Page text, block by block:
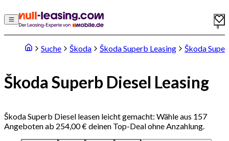
0
Suche Škoda Škoda Superb Leasing Škoda
Škoda Superb Diesel Leasing
Škoda Superb Diesel leasen leicht gemacht: Wähle aus 157
Angeboten ab 254,00 € deinen Top-Deal ohne Anzahlung.